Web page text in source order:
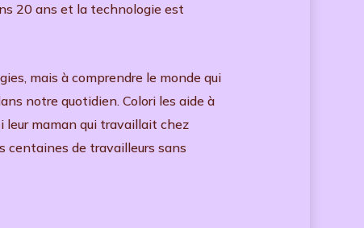
20 ans et la technologie est
mais à comprendre le monde qui
notre quotidien. Colori les aide à
leur maman qui travaillait chez
centaines de travailleurs sans